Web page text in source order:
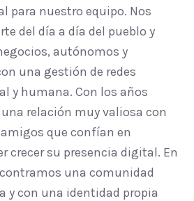
para nuestro equipo. Nos
del día a día del pueblo y
autónomos y
una gestión de redes
y humana. Con los años
relación muy valiosa con
que confían en
crecer su presencia digital. En
una comunidad
y con una identidad propia